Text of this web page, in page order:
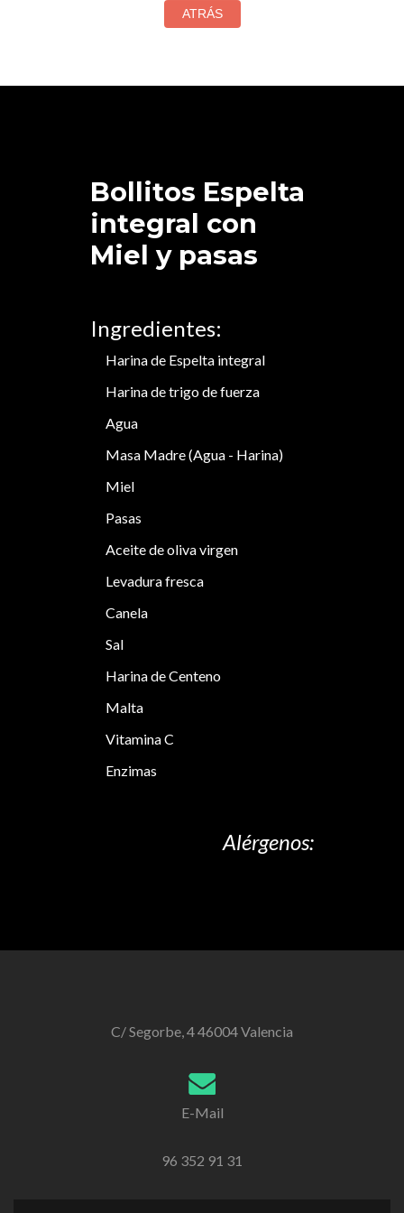
Bollitos Espelta
integral con
Miel y pasas
Ingredientes:
Harina de Espelta integral
Harina de trigo de fuerza
Agua
Masa Madre (Agua - Harina)
Miel
Pasas
Aceite de oliva virgen
Levadura fresca
Canela
Sal
Harina de Centeno
Malta
Vitamina C
Enzimas
Alérgenos:
C/ Segorbe, 4 46004 Valencia
E-Mail
96 352 91 31